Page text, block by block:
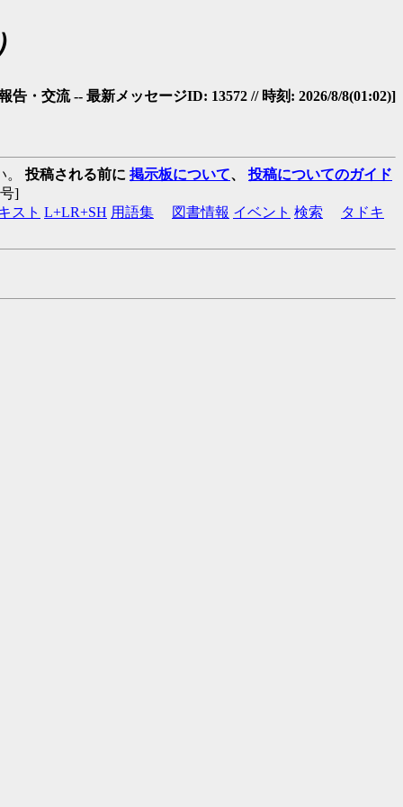
・交流 -- 最新メッセージID: 13572 // 時刻: 2026/8/8(01:02)]
。 投稿される前に 掲示板について、 投稿についてのガイド
]
スト L+LR+SH 用語集 図書情報 イベント 検索 タドキ